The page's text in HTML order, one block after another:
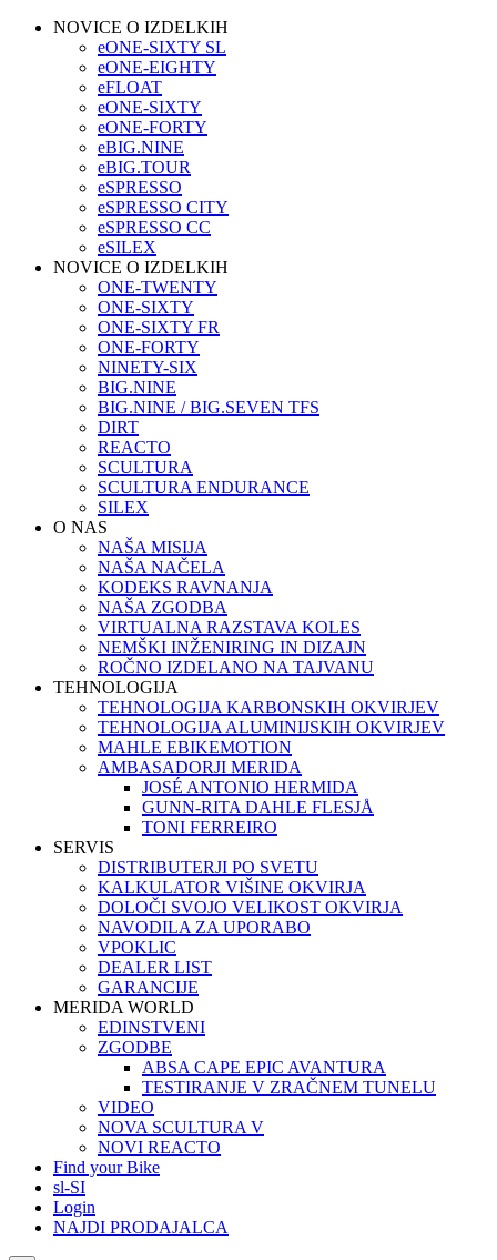
NOVICE O IZDELKIH
eONE-SIXTY SL
eONE-EIGHTY
eFLOAT
eONE-SIXTY
eONE-FORTY
eBIG.NINE
eBIG.TOUR
eSPRESSO
eSPRESSO CITY
eSPRESSO CC
eSILEX
NOVICE O IZDELKIH
ONE-TWENTY
ONE-SIXTY
ONE-SIXTY FR
ONE-FORTY
NINETY-SIX
BIG.NINE
BIG.NINE / BIG.SEVEN TFS
DIRT
REACTO
SCULTURA
SCULTURA ENDURANCE
SILEX
O NAS
NAŠA MISIJA
NAŠA NAČELA
KODEKS RAVNANJA
NAŠA ZGODBA
VIRTUALNA RAZSTAVA KOLES
NEMŠKI INŽENIRING IN DIZAJN
ROČNO IZDELANO NA TAJVANU
TEHNOLOGIJA
TEHNOLOGIJA KARBONSKIH OKVIRJEV
TEHNOLOGIJA ALUMINIJSKIH OKVIRJEV
MAHLE EBIKEMOTION
AMBASADORJI MERIDA
JOSÉ ANTONIO HERMIDA
GUNN-RITA DAHLE FLESJÅ
TONI FERREIRO
SERVIS
DISTRIBUTERJI PO SVETU
KALKULATOR VIŠINE OKVIRJA
DOLOČI SVOJO VELIKOST OKVIRJA
NAVODILA ZA UPORABO
VPOKLIC
DEALER LIST
GARANCIJE
MERIDA WORLD
EDINSTVENI
ZGODBE
ABSA CAPE EPIC AVANTURA
TESTIRANJE V ZRAČNEM TUNELU
VIDEO
NOVA SCULTURA V
NOVI REACTO
Find your Bike
sl-SI
Login
NAJDI PRODAJALCA